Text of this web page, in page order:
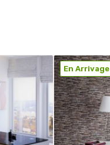
En Arrivage